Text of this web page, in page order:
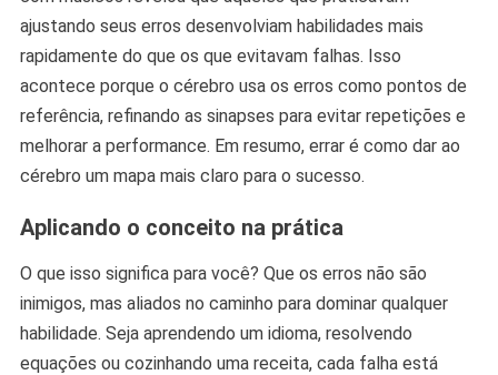
ajustando seus erros desenvolviam habilidades mais
rapidamente do que os que evitavam falhas. Isso
acontece porque o cérebro usa os erros como pontos de
referência, refinando as sinapses para evitar repetições e
melhorar a performance. Em resumo, errar é como dar ao
cérebro um mapa mais claro para o sucesso.
Aplicando o conceito na prática
O que isso significa para você? Que os erros não são
inimigos, mas aliados no caminho para dominar qualquer
habilidade. Seja aprendendo um idioma, resolvendo
equações ou cozinhando uma receita, cada falha está